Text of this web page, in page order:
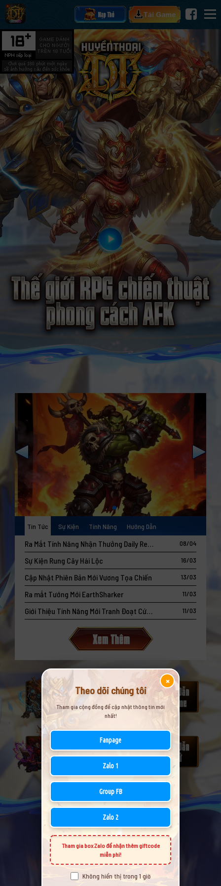
Tin Tức Sự Kiện Tính Năng Hướng Dẫn
Ra Mắt Tính Năng Nhận Thưởng Daily Reward 08/04
Sự Kiện Rung Cây Hái Lộc 16/03
Cập Nhật Phiên Bản Mới Vương Tọa Chiến 13/03
Ra mắt Tướng Mới EarthSharker 11/03
Giới Thiệu Tính Năng Mới Tranh Đoạt Cứ Điểm 11/03
×
Theo dõi chúng tôi
Tham gia cộng đồng để cập nhật thông tin mới
nhất!
Fanpage
Zalo 1
Group FB
Zalo 2
Tham gia box Zalo để nhận thêm giftcode
miễn phí!
Không hiển thị trong 1 giờ